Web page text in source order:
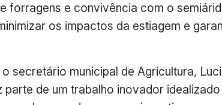
forragens e convivência com o
os impactos da estiagem e
secretário municipal de Agricultura,
parte de um trabalho inovador